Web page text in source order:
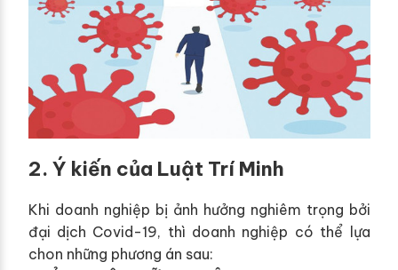
2. Ý kiến của Luật Trí Minh
Khi doanh nghiệp bị ảnh hưởng nghiêm trọng bởi
đại dịch Covid-19, thì doanh nghiệp có thể lựa
chon những phương án sau: